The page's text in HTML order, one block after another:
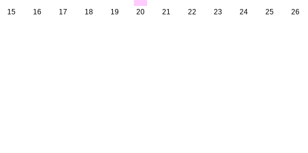
15
16
17
18
19
20
21
22
23
24
25
26